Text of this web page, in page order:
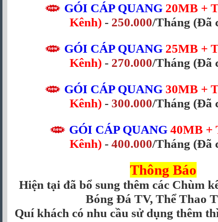
GÓI CÁP QUANG 20MB +
Kênh) - 250.000/Tháng (Đã
GÓI CÁP QUANG 25MB +
Kênh) - 270.000/Tháng (Đã
GÓI CÁP QUANG 30MB +
Kênh) - 300.000/Tháng (Đã
GÓI CÁP QUANG 40MB +
Kênh) - 400.000/Tháng (Đã
Thông Báo
Hiện tại đã bổ sung thêm các Chùm
Bóng Đá TV, Thể Thao
Quí khách có nhu cầu sử dụng thêm